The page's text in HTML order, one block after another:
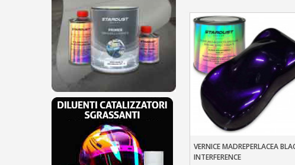
Aggiungi Al Carrello
VERNICE MADREPERLACEA
INTERFERENCE